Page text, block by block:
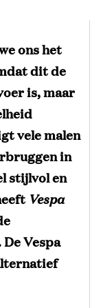
ons het
dit de
is, maar
vele malen
in
stijlvol en
Vespa
Vespa